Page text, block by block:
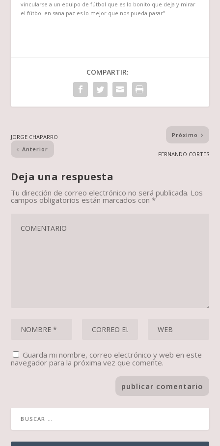
vincularse a un equipo de fútbol que es lo bonito que deja y mirar
el fútbol en sana paz es lo mejor que nos pueda pasar”
COMPARTIR:
JORGE CHAPARRO
Anterior
Próximo
FERNANDO CORTES
Deja una respuesta
Tu dirección de correo electrónico no será publicada. Los
campos obligatorios están marcados con*
Guarda mi nombre, correo electrónico y web en este
navegador para la próxima vez que comente.